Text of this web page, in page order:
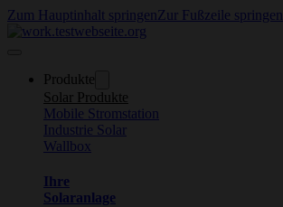
Zum Hauptinhalt springenZur Fußzeile springen
Produkte
Solar Produkte
Mobile Stromstation
Industrie Solar
Wallbox
Ihre
Solaranlage